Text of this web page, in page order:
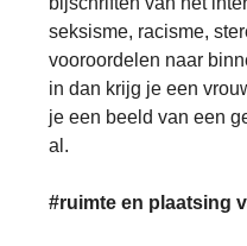
seksisme, racisme,
vooroordelen naar
in dan krijg je een
je een beeld van een
al.
#ruimte en plaatsing